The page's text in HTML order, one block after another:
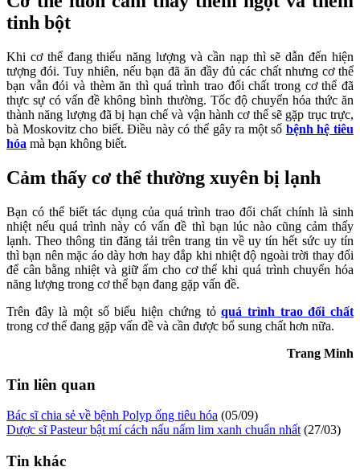
tinh bột
Khi cơ thể đang thiếu năng lượng và cần nạp thì sẽ dẫn đến hiện
tượng đói. Tuy nhiên, nếu bạn đã ăn đầy đủ các chất nhưng cơ thể
bạn vẫn đói và thèm ăn thì quá trình trao đổi chất trong cơ thể đã
thực sự có vấn đề không bình thường. Tốc độ chuyển hóa thức ăn
thành năng lượng đã bị hạn chế và vận hành cơ thể sẽ gặp trục trực,
bà Moskovitz cho biết. Điều này có thể gây ra một số bệnh hệ tiêu
hóa mà bạn không biết.
Cảm thấy cơ thể thường xuyên bị lạnh
Bạn có thể biết tác dụng của quá trình trao đổi chất chính là sinh
nhiệt nếu quá trình này có vấn đề thì bạn lúc nào cũng cảm thấy
lạnh. Theo thông tin đăng tải trên trang tin về uy tín hết sức uy tín
thì bạn nên mặc áo dày hơn hay đắp khi nhiệt độ ngoài trời thay đổi
để cân bằng nhiệt và giữ ấm cho cơ thể khi quá trình chuyển hóa
năng lượng trong cơ thể bạn đang gặp vấn đề.
Trên đây là một số biểu hiện chứng tỏquá trình trao đổi chất
trong cơ thể đang gặp vấn đề và cần được bổ sung chất hơn nữa.
Trang Minh
Tin liên quan
Bác sĩ chia sẻ về bệnh Polyp ống tiêu hóa (05/09)
Dược sĩ Pasteur bật mí cách nấu nấm lim xanh chuẩn nhất(27/03)
Tin khác